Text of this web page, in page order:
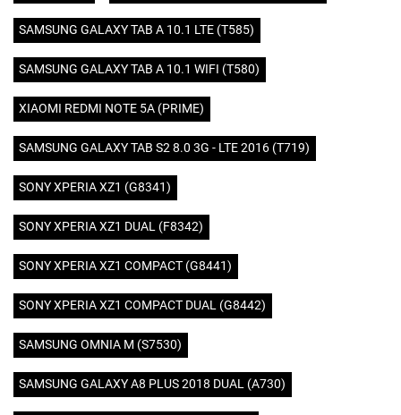
SAMSUNG GALAXY TAB A 10.1 LTE (T585)
SAMSUNG GALAXY TAB A 10.1 WIFI (T580)
XIAOMI REDMI NOTE 5A (PRIME)
SAMSUNG GALAXY TAB S2 8.0 3G - LTE 2016 (T719)
SONY XPERIA XZ1 (G8341)
SONY XPERIA XZ1 DUAL (F8342)
SONY XPERIA XZ1 COMPACT (G8441)
SONY XPERIA XZ1 COMPACT DUAL (G8442)
SAMSUNG OMNIA M (S7530)
SAMSUNG GALAXY A8 PLUS 2018 DUAL (A730)